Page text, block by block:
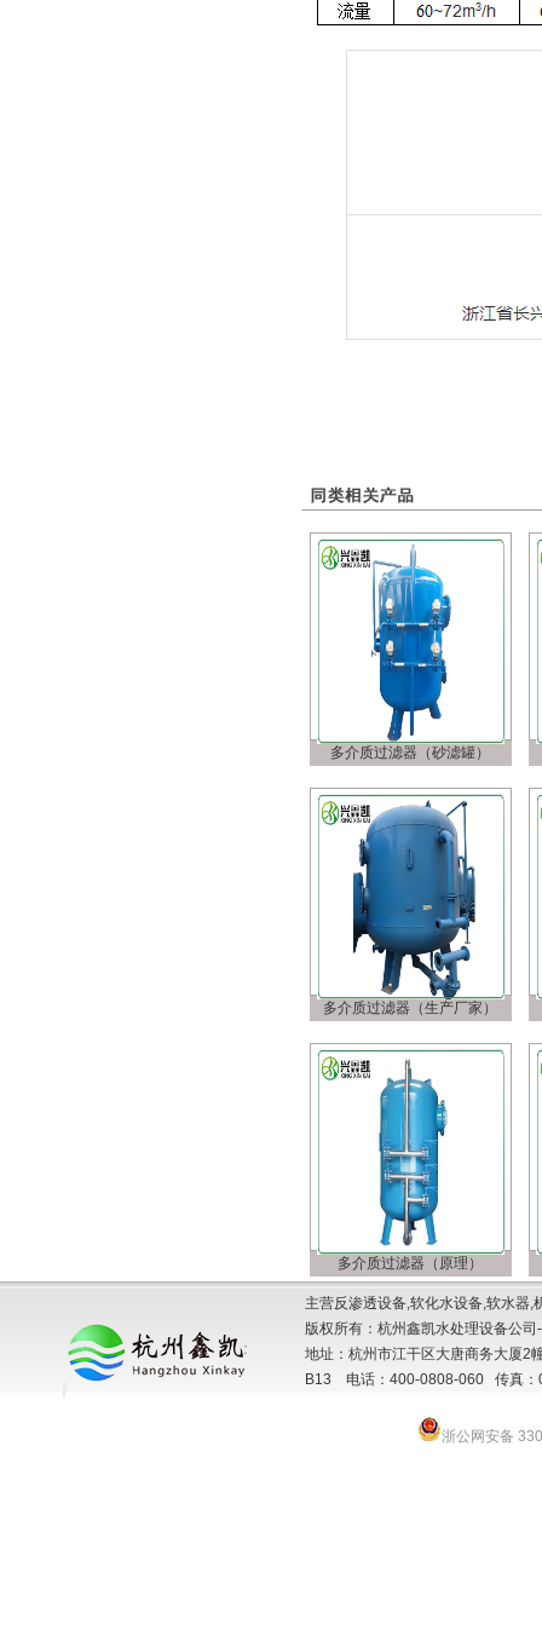
多介质过滤器（砂滤罐）
多介质过滤器（生产厂家）
多介质过滤器（原理）
主营反渗透设备,软化水设备,软水器
版权所有：杭州鑫凯水处理设备公
地址：杭州市江干区大唐商务大厦2
B13 电话：400-0808-060 传真：
浙公网安备